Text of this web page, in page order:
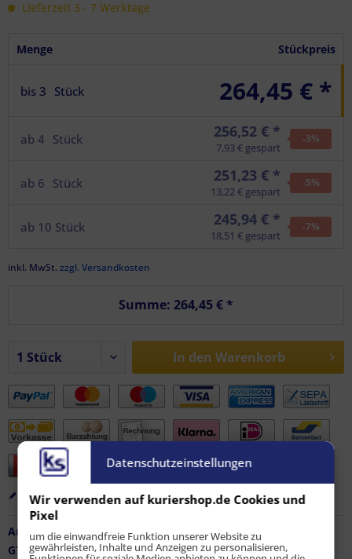
Lieferzeit 3 - 7 Werktage
Menge Stückpreis
bis 3 Stück 264,45 € *
ab 4 Stück 256,52 € *
7,93 € gespart
-3%
ab 6 Stück 251,23 € *
13,22 € gespart
-5%
ab 10 Stück 245,94 € *
18,51 € gespart
-7%
inkl. MwSt. zzgl. Versandkosten
Summe: 264,45 €*
In den Warenkorb
Merken Bewerten Empfehlen
Artikel-Nr.:
FZ-AF-11866
GTIN / EAN:
9010486173359
Datenschutzeinstellungen
Wir verwenden auf kuriershop.de Cookies und
Pixel
um die einwandfreie Funktion unserer Website zu
gewährleisten, Inhalte und Anzeigen zu personalisieren,